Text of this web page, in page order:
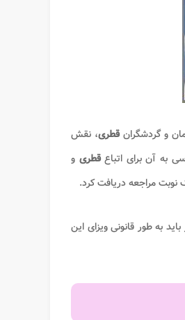
و گردشگرانقطری، نقش
به آن برای اتباعقطری و
نوبت مراجعه دریافت کرد.
باید به طور قانونی ویزای این